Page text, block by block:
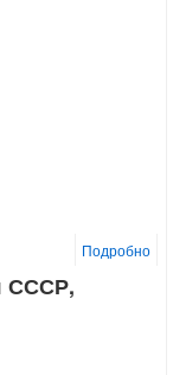
Подробно
СССР,